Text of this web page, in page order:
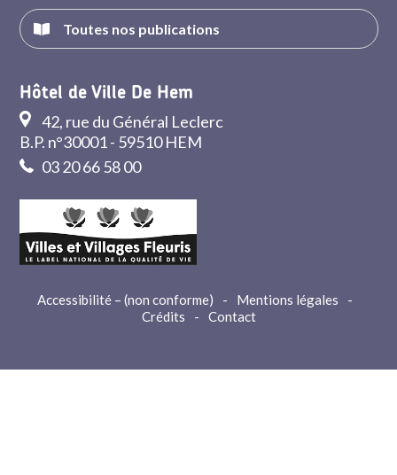
Toutes nos publications
Hôtel de Ville De Hem
42, rue du Général Leclerc
B.P. n°30001 - 59510 HEM
03 20 66 58 00
Accessibilité – (non conforme) - Mentions légales
-
Crédits
- Contact